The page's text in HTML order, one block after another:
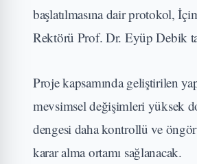
başlatılmasına dair protokol,
Rektörü Prof. Dr. Eyüp Debik
Proje kapsamında geliştirilen
mevsimsel değişimleri yüksek
dengesi daha kontrollü ve
karar alma ortamı sağlanacak.